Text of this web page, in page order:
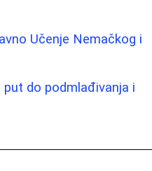
Učenje Nemačkog i
do podmlađivanja i